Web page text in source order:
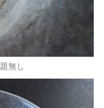
無し